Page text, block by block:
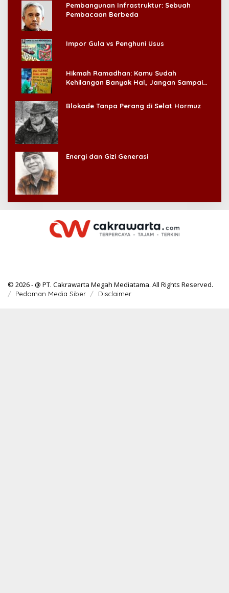
Pembangunan Infrastruktur: Sebuah
Pembacaan Berbeda
Impor Gula vs Penghuni Usus
Hikmah Ramadhan: Kamu Sudah
Kehilangan Banyak Hal, Jangan Sampai
Blokade Tanpa Perang di Selat Hormuz
Energi dan Gizi Generasi
© 2026 - @ PT. Cakrawarta Megah Mediatama. All Rights Reserved.
Pedoman Media Siber Disclaimer